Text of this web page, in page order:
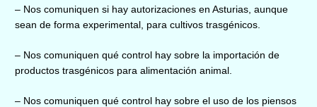
– Nos comuniquen si hay autorizaciones en Asturias, aunque
sean de forma experimental, para cultivos trasgénicos.
– Nos comuniquen qué control hay sobre la importación de
productos trasgénicos para alimentación animal.
– Nos comuniquen qué control hay sobre el uso de los piensos